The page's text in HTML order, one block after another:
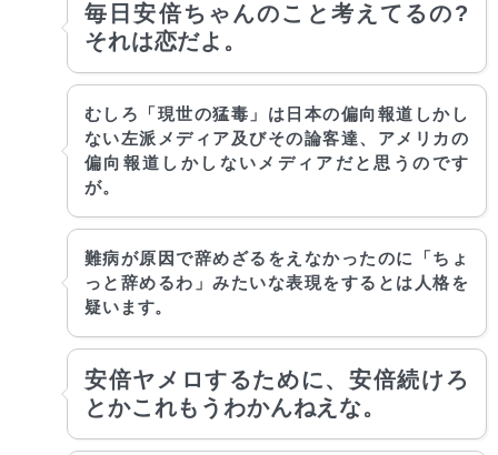
毎日安倍ちゃんのこと考えてるの?
それは恋だよ。
むしろ「現世の猛毒」は日本の偏向報道しかし
ない左派メディア及びその論客達、アメリカの
偏向報道しかしないメディアだと思うのです
が。
難病が原因で辞めざるをえなかったのに「ちょ
っと辞めるわ」みたいな表現をするとは人格を
疑います。
安倍ヤメロするために、安倍続けろ
とかこれもうわかんねえな。